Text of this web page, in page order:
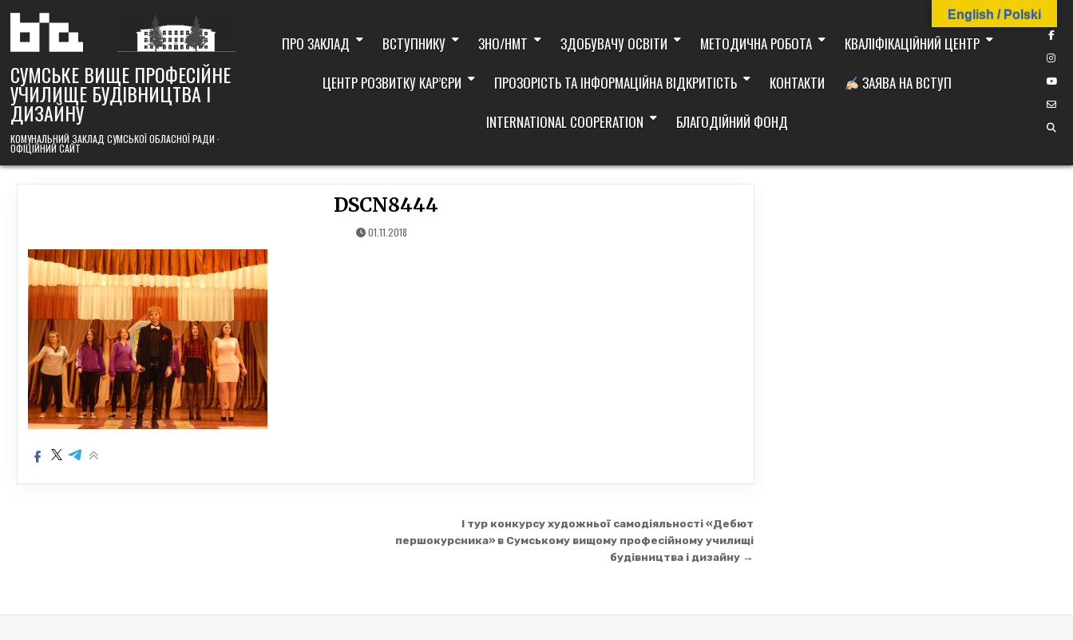
content
СУМСЬКЕ ВИЩЕ ПРОФЕСІЙНЕ
УЧИЛИЩЕ БУДІВНИЦТВА І
ДИЗАЙНУ
КОМУНАЛЬНИЙ ЗАКЛАД СУМСЬКОЇ ОБЛАСНОЇ РАДИ ·
ОФІЦІЙНИЙ САЙТ
ПРО ЗАКЛАД ВСТУПНИКУ ЗНО/НМТ ЗДОБУВАЧУ ОСВІТИ МЕТОДИЧНА РОБОТА
КВАЛІФІКАЦІЙНИЙ ЦЕНТР
ЦЕНТР РОЗВИТКУ КАР’ЄРИ
ПРОЗОРІСТЬ ТА ІНФОРМАЦІЙНА ВІДКРИТІСТЬ КОНТАКТИ
ЗАЯВА НА ВСТУП
INTERNATIONAL COOPERATION
БЛАГОДІЙНИЙ ФОНД
DSCN8444
01.11.2018
I тур конкурсу художньої самодіяльності «Дебют
першокурсника» в Сумському вищому професійному училищі
будівництва і дизайну →
English / Polski